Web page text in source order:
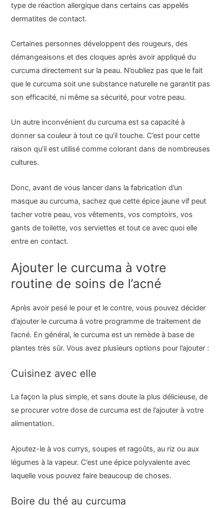
type de réaction allergique dans certains cas appelés
dermatites de contact.
Certaines personnes développent des rougeurs, des
démangeaisons et des cloques après avoir appliqué du
curcuma directement sur la peau. N’oubliez pas que le fait
que le curcuma soit une substance naturelle ne garantit pas
son efficacité, ni même sa sécurité, pour votre peau.
Un autre inconvénient du curcuma est sa capacité à
donner sa couleur à tout ce qu’il touche. C’est pour cette
raison qu’il est utilisé comme colorant dans de nombreuses
cultures.
Donc, avant de vous lancer dans la fabrication d’un
masque au curcuma, sachez que cette épice jaune vif peut
tacher votre peau, vos vêtements, vos comptoirs, vos
gants de toilette, vos serviettes et tout ce avec quoi elle
entre en contact.
Ajouter le curcuma à votre
routine de soins de l’acné
Après avoir pesé le pour et le contre, vous pouvez décider
d’ajouter le curcuma à votre programme de traitement de
l’acné. En général, le curcuma est un remède à base de
plantes très sûr. Vous avez plusieurs options pour l’ajouter :
Cuisinez avec elle
La façon la plus simple, et sans doute la plus délicieuse, de
se procurer votre dose de curcuma est de l’ajouter à votre
alimentation.
Ajoutez-le à vos currys, soupes et ragoûts, au riz ou aux
légumes à la vapeur. C’est une épice polyvalente avec
laquelle vous pouvez faire beaucoup de choses.
Boire du thé au curcuma